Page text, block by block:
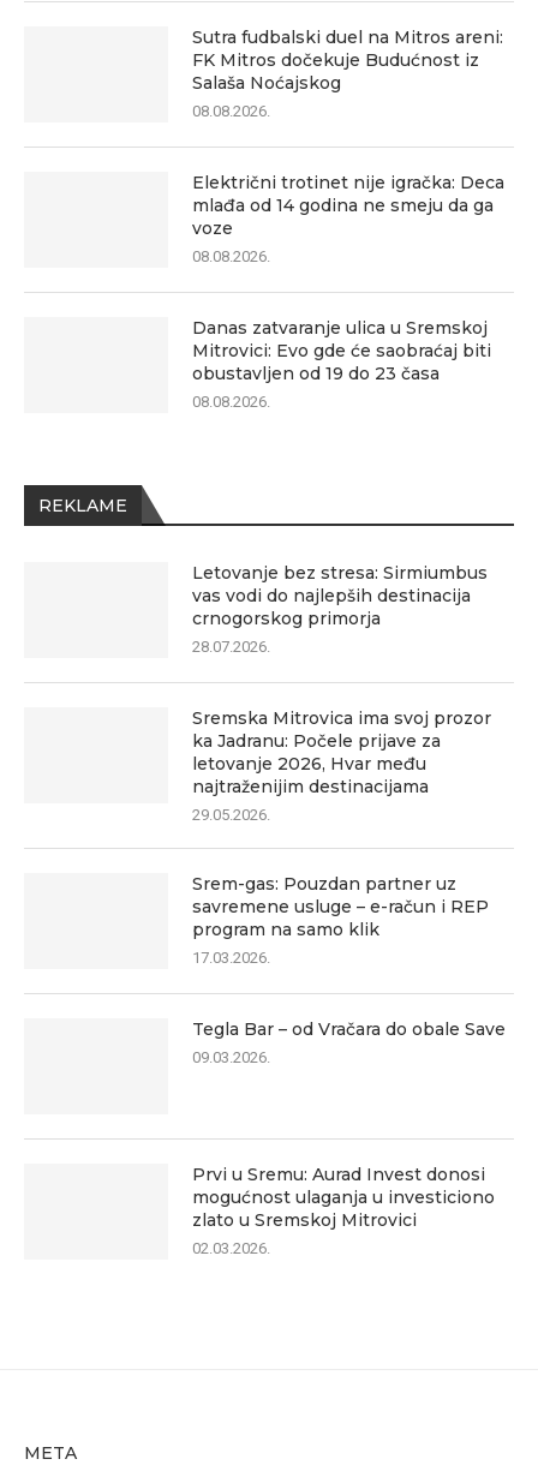
Sutra fudbalski duel na Mitros areni:
FK Mitros dočekuje Budućnost iz
Salaša Noćajskog
08.08.2026.
Električni trotinet nije igračka: Deca
mlađa od 14 godina ne smeju da ga
voze
08.08.2026.
Danas zatvaranje ulica u Sremskoj
Mitrovici: Evo gde će saobraćaj biti
obustavljen od 19 do 23 časa
08.08.2026.
REKLAME
Letovanje bez stresa: Sirmiumbus
vas vodi do najlepših destinacija
crnogorskog primorja
28.07.2026.
Sremska Mitrovica ima svoj prozor
ka Jadranu: Počele prijave za
letovanje 2026, Hvar među
najtraženijim destinacijama
29.05.2026.
Srem-gas: Pouzdan partner uz
savremene usluge – e-račun i REP
program na samo klik
17.03.2026.
Tegla Bar – od Vračara do obale Save
09.03.2026.
Prvi u Sremu: Aurad Invest donosi
mogućnost ulaganja u investiciono
zlato u Sremskoj Mitrovici
02.03.2026.
META